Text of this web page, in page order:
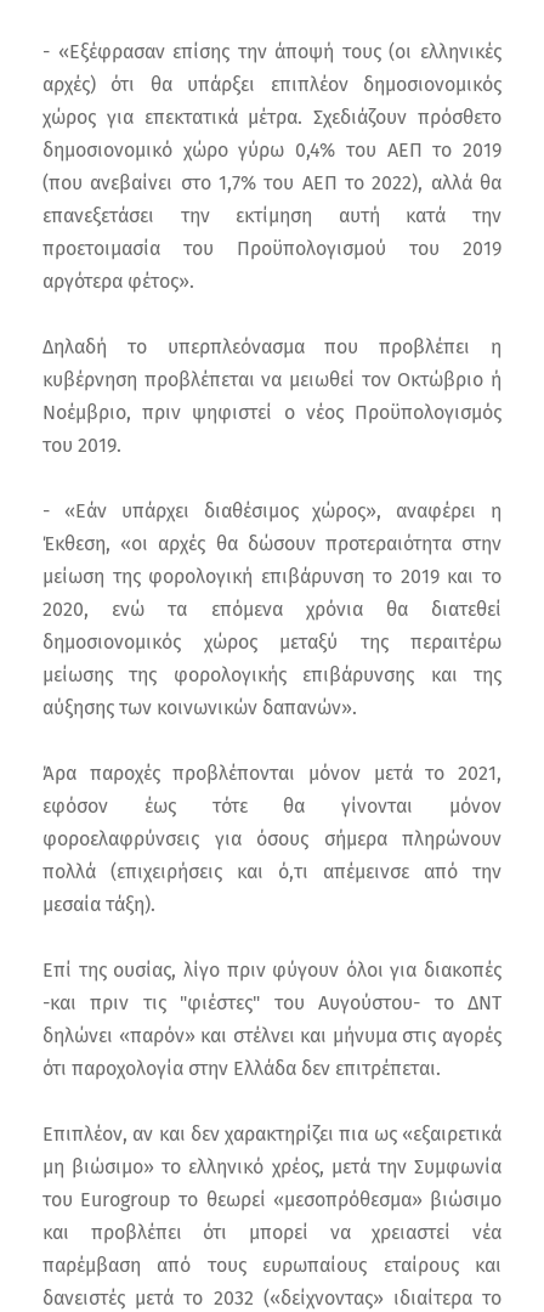
- «Εξέφρασαν επίσης την άποψή τους (οι ελληνικές
αρχές) ότι θα υπάρξει επιπλέον δημοσιονομικός
χώρος για επεκτατικά μέτρα. Σχεδιάζουν πρόσθετο
δημοσιονομικό χώρο γύρω 0,4% του ΑΕΠ το 2019
(που ανεβαίνει στο 1,7% του ΑΕΠ το 2022), αλλά θα
επανεξετάσει την εκτίμηση αυτή κατά την
προετοιμασία του Προϋπολογισμού του 2019
αργότερα φέτος».
Δηλαδή το υπερπλεόνασμα που προβλέπει η
κυβέρνηση προβλέπεται να μειωθεί τον Οκτώβριο ή
Νοέμβριο, πριν ψηφιστεί ο νέος Προϋπολογισμός
του 2019.
- «Εάν υπάρχει διαθέσιμος χώρος», αναφέρει η
Έκθεση, «οι αρχές θα δώσουν προτεραιότητα στην
μείωση της φορολογική επιβάρυνση το 2019 και το
2020, ενώ τα επόμενα χρόνια θα διατεθεί
δημοσιονομικός χώρος μεταξύ της περαιτέρω
μείωσης της φορολογικής επιβάρυνσης και της
αύξησης των κοινωνικών δαπανών».
Άρα παροχές προβλέπονται μόνον μετά το 2021,
εφόσον έως τότε θα γίνονται μόνον
φοροελαφρύνσεις για όσους σήμερα πληρώνουν
πολλά (επιχειρήσεις και ό,τι απέμεινσε από την
μεσαία τάξη).
Επί της ουσίας, λίγο πριν φύγουν όλοι για διακοπές
-και πριν τις "φιέστες" του Αυγούστου- το ΔΝΤ
δηλώνει «παρόν» και στέλνει και μήνυμα στις αγορές
ότι παροχολογία στην Ελλάδα δεν επιτρέπεται.
Επιπλέον, αν και δεν χαρακτηρίζει πια ως «εξαιρετικά
μη βιώσιμο» το ελληνικό χρέος, μετά την Συμφωνία
του Eurogroup το θεωρεί «μεσοπρόθεσμα» βιώσιμο
και προβλέπει ότι μπορεί να χρειαστεί νέα
παρέμβαση από τους ευρωπαίους εταίρους και
δανειστές μετά το 2032 («δείχνοντας» ιδιαίτερα το